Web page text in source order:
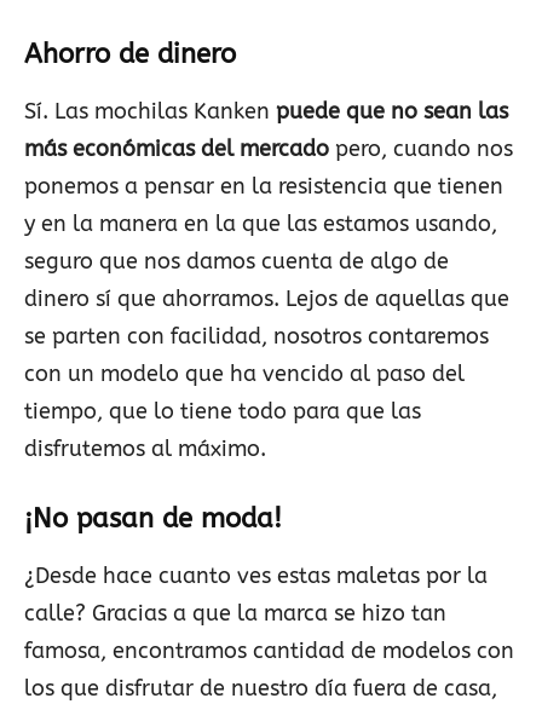
Ahorro de dinero
Sí. Las mochilas Kanken puede que no sean las
más económicas del mercado pero, cuando nos
ponemos a pensar en la resistencia que tienen
y en la manera en la que las estamos usando,
seguro que nos damos cuenta de algo de
dinero sí que ahorramos. Lejos de aquellas que
se parten con facilidad, nosotros contaremos
con un modelo que ha vencido al paso del
tiempo, que lo tiene todo para que las
disfrutemos al máximo.
¡No pasan de moda!
¿Desde hace cuanto ves estas maletas por la
calle? Gracias a que la marca se hizo tan
famosa, encontramos cantidad de modelos con
los que disfrutar de nuestro día fuera de casa,